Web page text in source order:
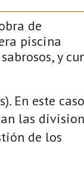
de
piscina
y
En este
las
de los